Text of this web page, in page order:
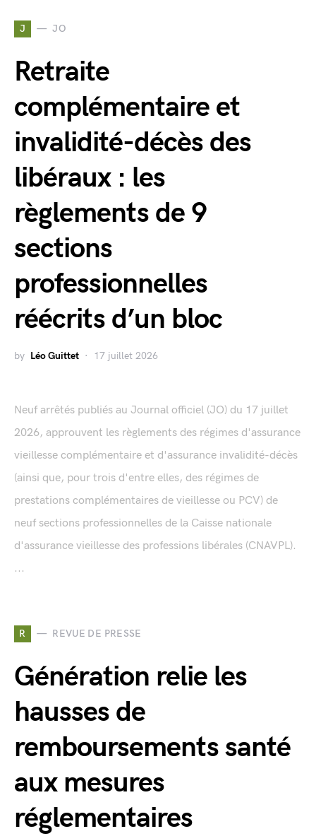
J JO
Retraite
complémentaire et
invalidité-décès des
libéraux : les
règlements de 9
sections
professionnelles
réécrits d’un bloc
by Léo Guittet 17 juillet 2026
Neuf arrêtés publiés au Journal officiel (JO) du 17 juillet
2026, approuvent les règlements des régimes d'assurance
vieillesse complémentaire et d'assurance invalidité-décès
(ainsi que, pour trois d'entre elles, des régimes de
prestations complémentaires de vieillesse ou PCV) de
neuf sections professionnelles de la Caisse nationale
d'assurance vieillesse des professions libérales (CNAVPL).
...
R REVUE DE PRESSE
Génération relie les
hausses de
remboursements santé
aux mesures
réglementaires